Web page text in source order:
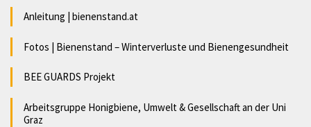
Anleitung | bienenstand.at
Fotos | Bienenstand – Winterverluste und Bienengesundheit
BEE GUARDS Projekt
Arbeitsgruppe Honigbiene, Umwelt & Gesellschaft an der Uni
Graz